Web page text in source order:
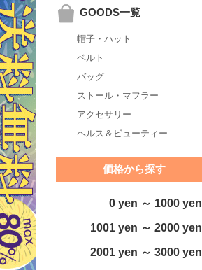
GOODS一覧
帽子・ハット
ベルト
バッグ
ストール・マフラー
アクセサリー
ヘルス＆ビューティー
価格から探す
0 yen ～ 1000 yen
1001 yen ～ 2000 yen
2001 yen ～ 3000 yen